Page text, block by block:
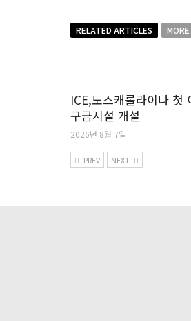
RELATED ARTICLES
ICE,노스캐롤라이나 첫
구금시설 개설
2026년 8월 7일
PREV NEXT